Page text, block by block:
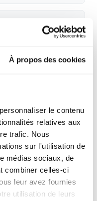
À propos des cookies
le contenu
relatives aux
trafic. Nous
sur l'utilisation de
médias sociaux, de
combiner celles-ci
leur avez fournies
utilisation de leurs
Terminale